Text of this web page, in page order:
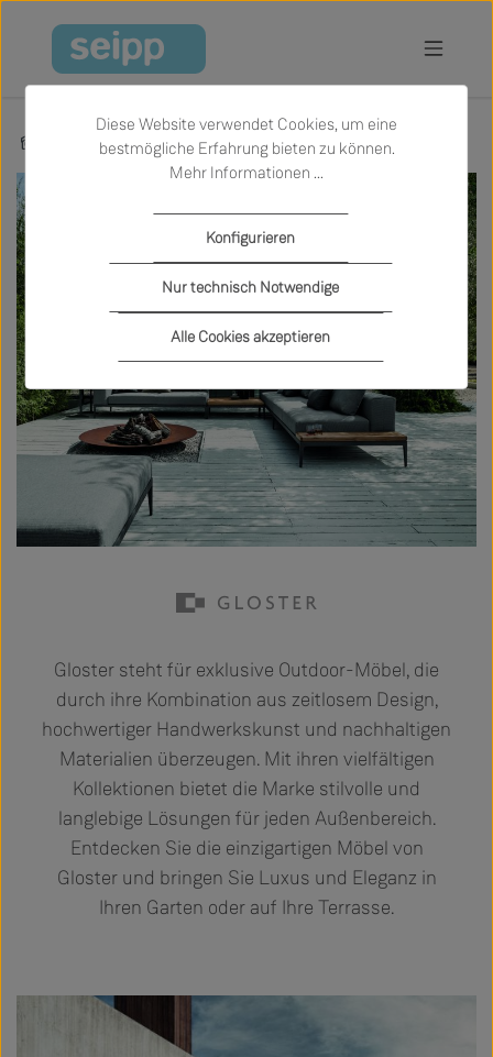
Zum Hauptinhalt springen
Gloster
Gloster steht für exklusive Outdoor-Möbel, die
durch ihre Kombination aus zeitlosem Design,
hochwertiger Handwerkskunst und nachhaltigen
Materialien überzeugen. Mit ihren vielfältigen
Kollektionen bietet die Marke stilvolle und
langlebige Lösungen für jeden Außenbereich.
Entdecken Sie die einzigartigen Möbel von
Gloster und bringen Sie Luxus und Eleganz in
Ihren Garten oder auf Ihre Terrasse.
Diese Website verwendet Cookies, um eine
bestmögliche Erfahrung bieten zu können.
Mehr Informationen ...
Nur technisch Notwendige
Konfigurieren
Alle Cookies akzeptieren